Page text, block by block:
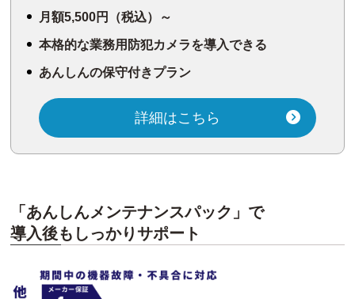
月額5,500円（税込）～
本格的な業務用防犯カメラを導入できる
あんしんの保守付きプラン
詳細はこちら
「あんしんメンテナンスパック」で
導入後もしっかりサポート